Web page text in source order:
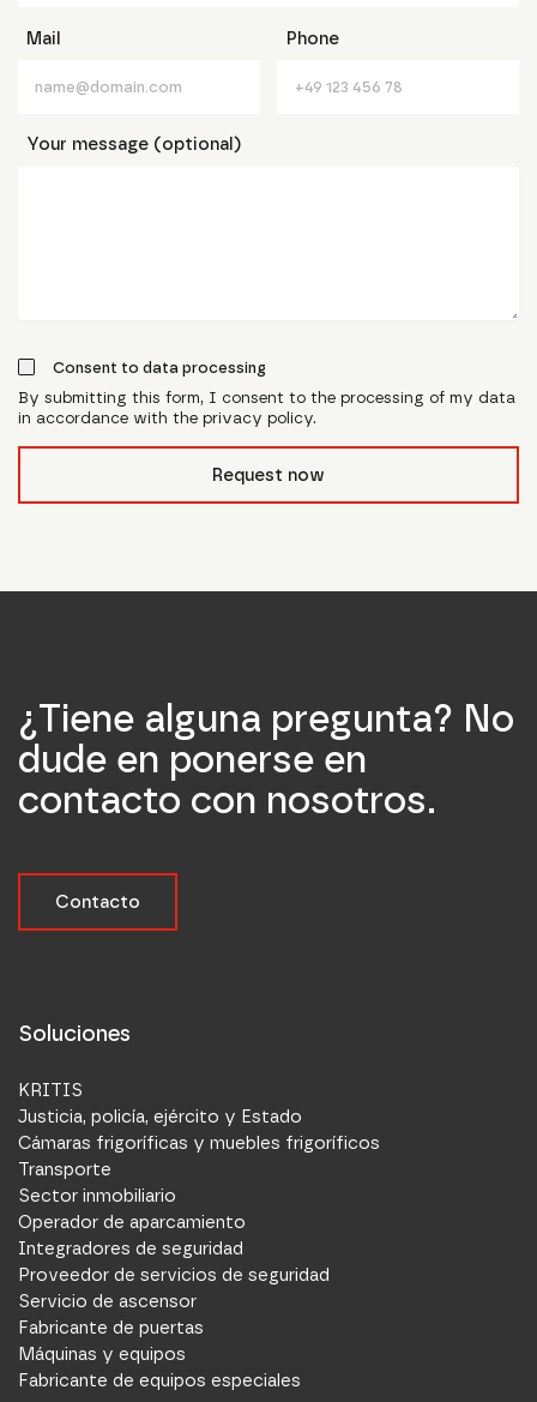
Mail Phone
Your message (optional)
Consent to data processing
By submitting this form, I consent to the processing of my data
in accordance with the privacy policy.
Request now
¿Tiene alguna pregunta? No
dude en ponerse en
contacto con nosotros.
Contacto
Soluciones
KRITIS
Justicia, policía, ejército y Estado
Cámaras frigoríficas y muebles frigoríficos
Transporte
Sector inmobiliario
Operador de aparcamiento
Integradores de seguridad
Proveedor de servicios de seguridad
Servicio de ascensor
Fabricante de puertas
Máquinas y equipos
Fabricante de equipos especiales